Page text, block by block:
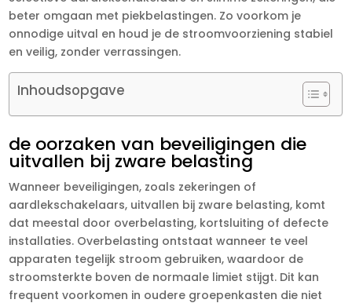
beter omgaan met piekbelastingen.​ Zo voorkom je
onnodige uitval en houd je de stroomvoorziening stabiel
en veilig, zonder verrassingen.​
Inhoudsopgave
de oorzaken van beveiligingen die
uitvallen bij zware belasting
Wanneer beveiligingen, zoals zekeringen of
aardlekschakelaars, uitvallen bij zware belasting, komt
dat meestal door overbelasting, kortsluiting of defecte
installaties.​ Overbelasting ontstaat wanneer te veel
apparaten tegelijk stroom gebruiken, waardoor de
stroomsterkte boven de normaale limiet stijgt.​ Dit kan
frequent voorkomen in oudere groepenkasten die niet